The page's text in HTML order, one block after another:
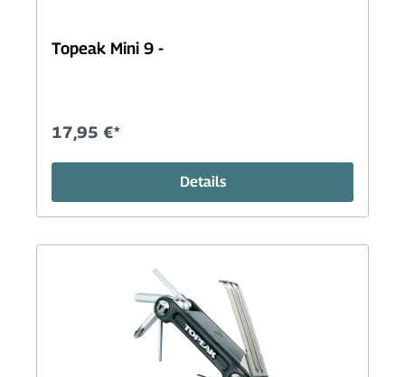
Topeak Mini 9 -
17,95 €*
Details